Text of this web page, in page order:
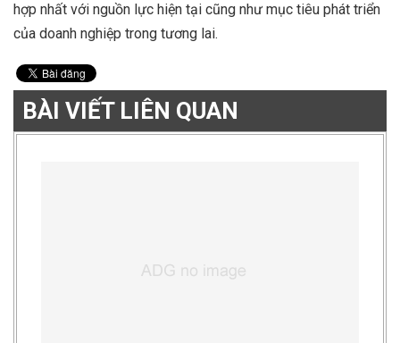
hợp nhất với nguồn lực hiện tại cũng như mục tiêu phát triển
của doanh nghiệp trong tương lai.
BÀI VIẾT LIÊN QUAN